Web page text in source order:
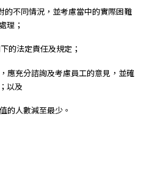
不同情況，並考慮當中的實際困難
理；
的法定責任及規定；
應充分諮詢及考慮員工的意見，並確
以及
的人數減至最少。